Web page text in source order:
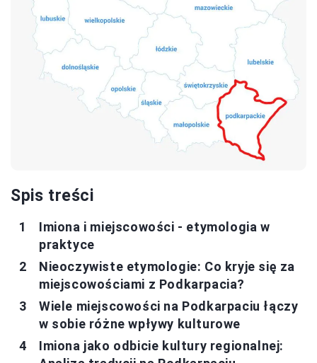
Spis treści
Imiona i miejscowości - etymologia w
praktyce
Nieoczywiste etymologie: Co kryje się za
miejscowościami z Podkarpacia?
Wiele miejscowości na Podkarpaciu łączy
w sobie różne wpływy kulturowe
Imiona jako odbicie kultury regionalnej: